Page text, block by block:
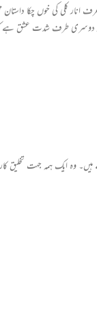
عرف انار کلی کی خوں چکا
طرف شدت عشق ہے کہ
ایک ہمہ جہت تخلیق کار
روشناس کرایا۔ نیاز فتح
ہوا۔
میں ہندوستانی تہذیب،